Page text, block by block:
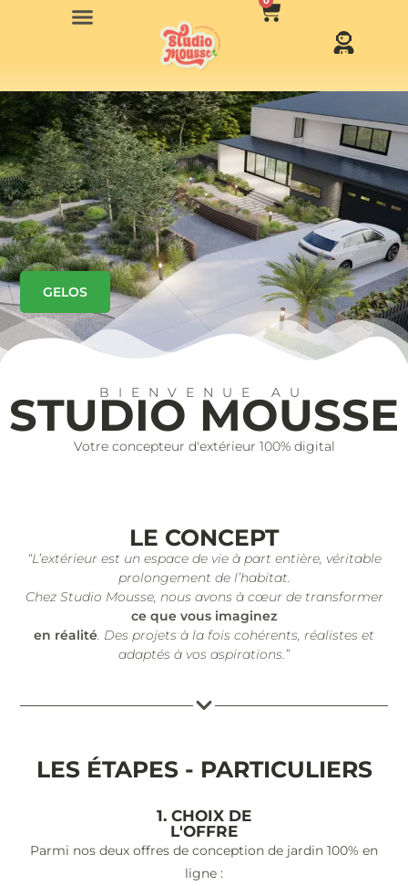
GELOS
BIENVENUE AU
STUDIO MOUSSE
Votre concepteur d'extérieur 100% digital
LE CONCEPT
“L’extérieur est un espace de vie à part entière, véritable
prolongement de l’habitat.
Chez Studio Mousse, nous avons à cœur de transformer
ce que vous imaginez
en réalité. Des projets à la fois cohérents, réalistes et
adaptés à vos aspirations.”
LES ÉTAPES - PARTICULIERS
1. CHOIX DE
L'OFFRE
Parmi nos deux offres de conception de jardin 100% en
ligne :